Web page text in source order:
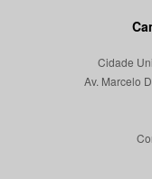
Cidade
Av. Marcelo